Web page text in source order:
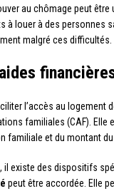
au chômage peut
à louer à des personnes
malgré ces difficultés.
l’accès au logement
familiales (CAF).
familiale et du montant
il existe des dispositifs
peut être accordée. Elle